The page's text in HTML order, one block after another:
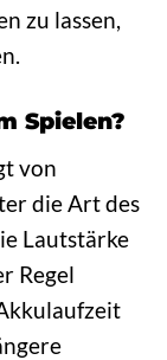
zu lassen,
Spielen?
von
die Art des
Lautstärke
Regel